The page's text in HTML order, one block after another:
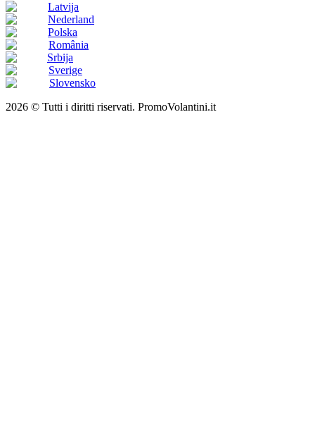
Latvija
Nederland
Polska
România
Srbija
Sverige
Slovensko
2026 © Tutti i diritti riservati. PromoVolantini.it